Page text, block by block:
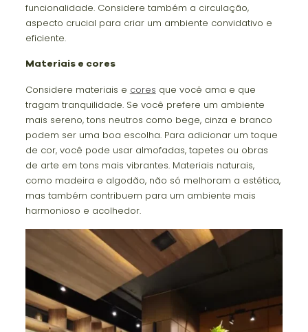
funcionalidade. Considere também a circulação,
aspecto crucial para criar um ambiente convidativo e
eficiente.
Materiais e cores
Considere materiais e cores que você ama e que
tragam tranquilidade. Se você prefere um ambiente
mais sereno, tons neutros como bege, cinza e branco
podem ser uma boa escolha. Para adicionar um toque
de cor, você pode usar almofadas, tapetes ou obras
de arte em tons mais vibrantes. Materiais naturais,
como madeira e algodão, não só melhoram a estética,
mas também contribuem para um ambiente mais
harmonioso e acolhedor.